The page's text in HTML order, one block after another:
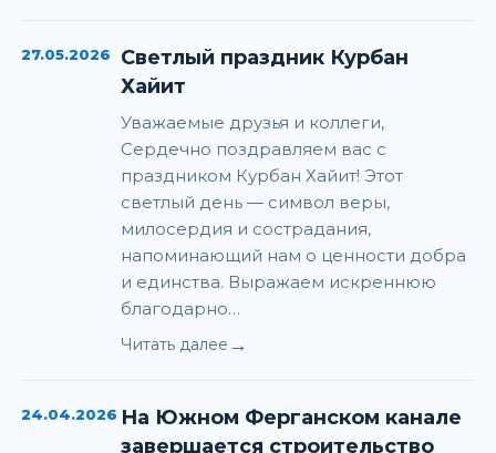
27.05.2026
Светлый праздник Курбан
Хайит
Уважаемые друзья и коллеги,
Сердечно поздравляем вас с
праздником Курбан Хайит! Этот
светлый день — символ веры,
милосердия и сострадания,
напоминающий нам о ценности добра
и единства. Выражаем искреннюю
благодарно…
Читать далее →
24.04.2026 На Южном Ферганском канале
завершается строительство